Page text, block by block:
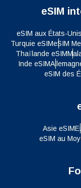
eSIM
eSIM aux États-Unis
Turquie eSIMeSIM
Thaïlande eSIM
Inde eSIM
eSIM des
Asie eSIM
eSIM au